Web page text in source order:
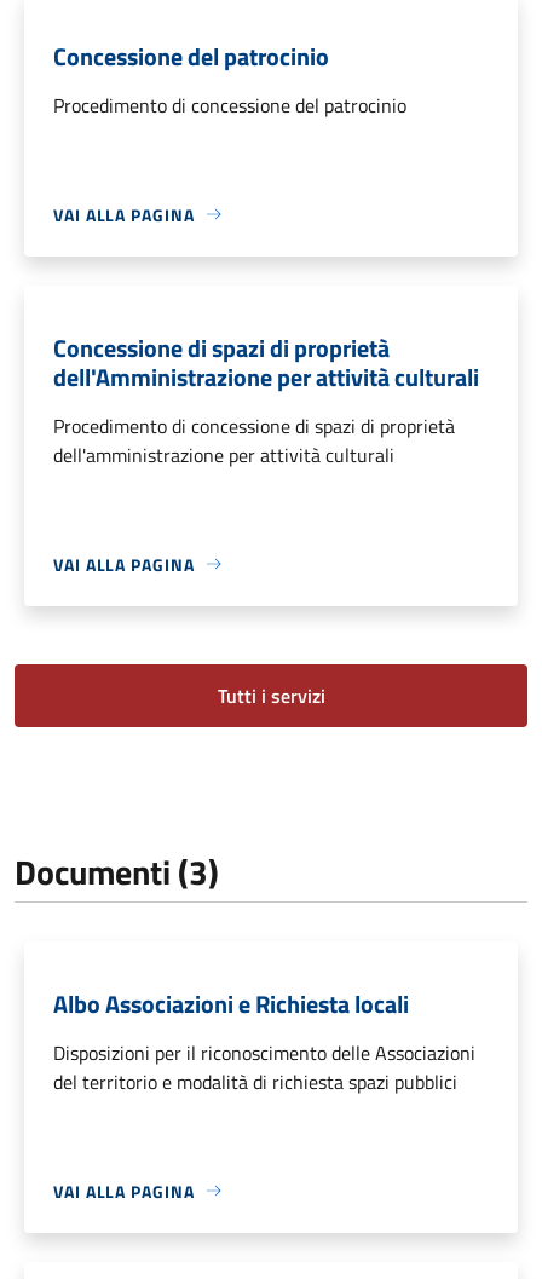
Concessione del patrocinio
Procedimento di concessione del patrocinio
VAI ALLA PAGINA
Concessione di spazi di proprietà
dell'Amministrazione per attività culturali
Procedimento di concessione di spazi di proprietà
dell'amministrazione per attività culturali
VAI ALLA PAGINA
Tutti i servizi
Documenti (3)
Albo Associazioni e Richiesta locali
Disposizioni per il riconoscimento delle Associazioni
del territorio e modalità di richiesta spazi pubblici
VAI ALLA PAGINA